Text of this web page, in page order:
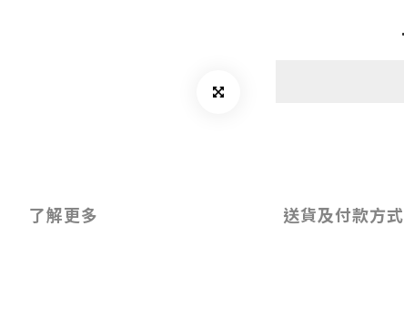
了解更多 送貨及付款方式